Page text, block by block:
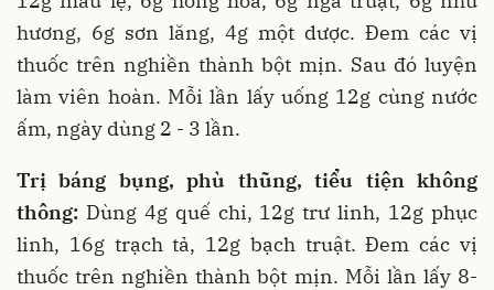
hương, 6g sơn lăng, 4g một dược. Đem các vị
thuốc trên nghiền thành bột mịn. Sau đó luyện
làm viên hoàn. Mỗi lần lấy uống 12g cùng nước
ấm, ngày dùng 2 - 3 lần.
Trị báng bụng, phù thũng, tiểu tiện không
thông: Dùng 4g quế chi, 12g trư linh, 12g phục
linh, 16g trạch tả, 12g bạch truật. Đem các vị
thuốc trên nghiền thành bột mịn. Mỗi lần lấy 8-